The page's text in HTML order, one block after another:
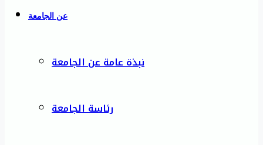
عن الجامعة
نبذة عامة عن الجامعة
رئاسة الجامعة